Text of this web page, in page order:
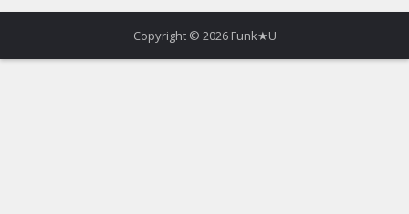
Copyright © 2026 Funk★U